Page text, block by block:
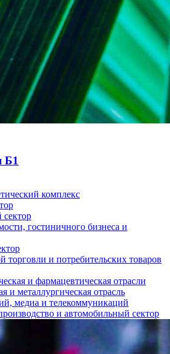
Б1
комплекс
сектор
гостиничного бизнеса и
торговли и потребительских товаров
и фармацевтическая отрасли
и металлургическая отрасль
медиа и телекоммуникаций
и автомобильный сектор